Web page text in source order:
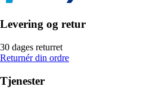
Levering og retur
30 dages returret
Returnér din ordre
Tjenester